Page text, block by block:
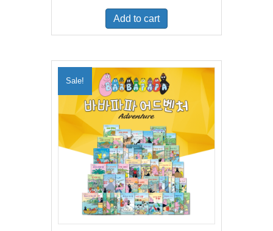
was:
$500.00.
is:
Add to cart
Sale!